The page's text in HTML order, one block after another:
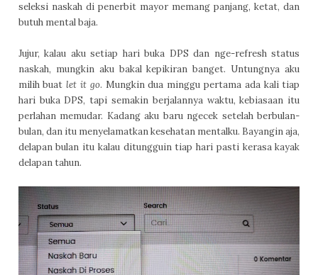
seleksi naskah di penerbit mayor memang panjang, ketat, dan
butuh mental baja.
Jujur, kalau aku setiap hari buka DPS dan nge-refresh status
naskah, mungkin aku bakal kepikiran banget. Untungnya aku
milih buatlet it go. Mungkin dua minggu pertama ada kali tiap
hari buka DPS, tapi semakin berjalannya waktu, kebiasaan itu
perlahan memudar. Kadang aku baru ngecek setelah berbulan-
bulan, dan itu menyelamatkan kesehatan mentalku. Bayangin aja,
delapan bulan itu kalau ditungguin tiap hari pasti kerasa kayak
delapan tahun.